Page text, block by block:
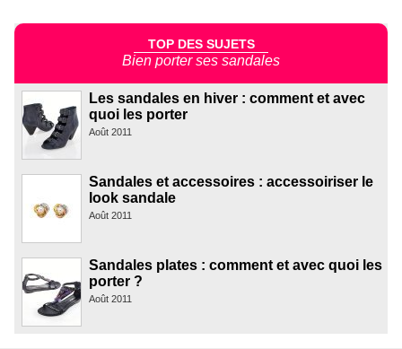
TOP DES SUJETS
Bien porter ses sandales
Les sandales en hiver : comment et avec
quoi les porter
Août 2011
Sandales et accessoires : accessoiriser le
look sandale
Août 2011
Sandales plates : comment et avec quoi les
porter ?
Août 2011